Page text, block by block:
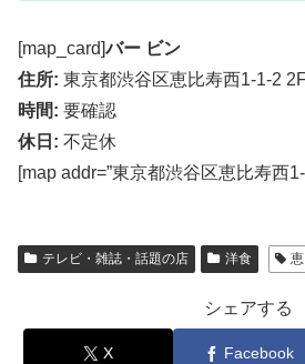
[map_card]バー ビン
住所: 東京都渋谷区恵比寿西1-1-2
時間: 要確認
休日: 不定休
[map addr=”東京都渋谷区恵比寿西
テレビ・雑誌・話題の店 洋食
シェアする
X Facebook